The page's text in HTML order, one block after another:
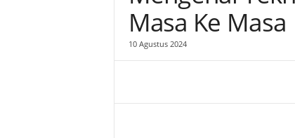
Masa Ke Masa
10 Agustus 2024